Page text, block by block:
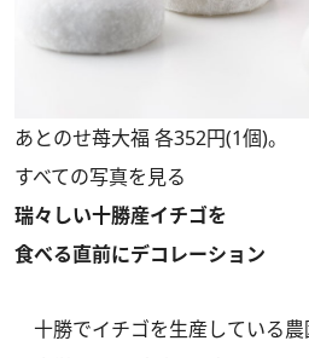
あとのせ苺大福 各352円(1個)。
すべての写真を見る
瑞々しい十勝産イチゴを
食べる直前にデコレーション
十勝でイチゴを生産している農